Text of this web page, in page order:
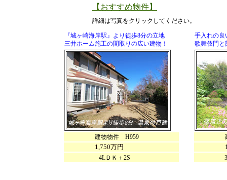
【おすすめ物件】
詳細は写真をクリックしてください。
『城ヶ崎海岸駅』より徒歩8分の立地
三井ホーム施工の間取りの広い建物！
建物物件 H959
1,750万円
4LＤＫ＋2S
手入れの良
歌舞伎門と
建物